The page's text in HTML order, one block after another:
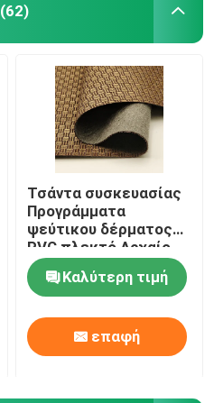
(62)
Τσάντα συσκευασίας
Προγράμματα
ψεύτικου δέρματος
PVC πλεκτό Αρχαίο
χαλκό ύφασμα
Καλύτερη τιμή
επαφή